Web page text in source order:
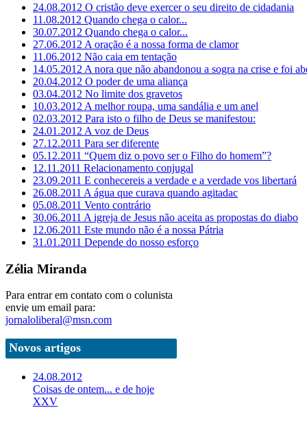
24.08.2012 O cristão deve exercer o seu direito de cidadania
11.08.2012 Quando chega o calor...
30.07.2012 Quando chega o calor...
27.06.2012 A oração é a nossa forma de clamor
11.06.2012 Não caia em tentação
14.05.2012 A nora que não abandonou a sogra na crise e foi
20.04.2012 O poder de uma aliança
03.04.2012 No limite dos gravetos
10.03.2012 A melhor roupa, uma sandália e um anel
02.03.2012 Para isto o filho de Deus se manifestou:
24.01.2012 A voz de Deus
27.12.2011 Para ser diferente
05.12.2011 “Quem diz o povo ser o Filho do homem”?
12.11.2011 Relacionamento conjugal
23.09.2011 E conhecereis a verdade e a verdade vos libertará
26.08.2011 A água que curava quando agitadac
05.08.2011 Vento contrário
30.06.2011 A igreja de Jesus não aceita as propostas do diabo
12.06.2011 Este mundo não é a nossa Pátria
31.01.2011 Depende do nosso esforço
Zélia Miranda
Para entrar em contato com o colunista
envie um email para:
jornaloliberal@msn.com
Novos artigos
24.08.2012
Coisas de ontem... e de hoje
XXV